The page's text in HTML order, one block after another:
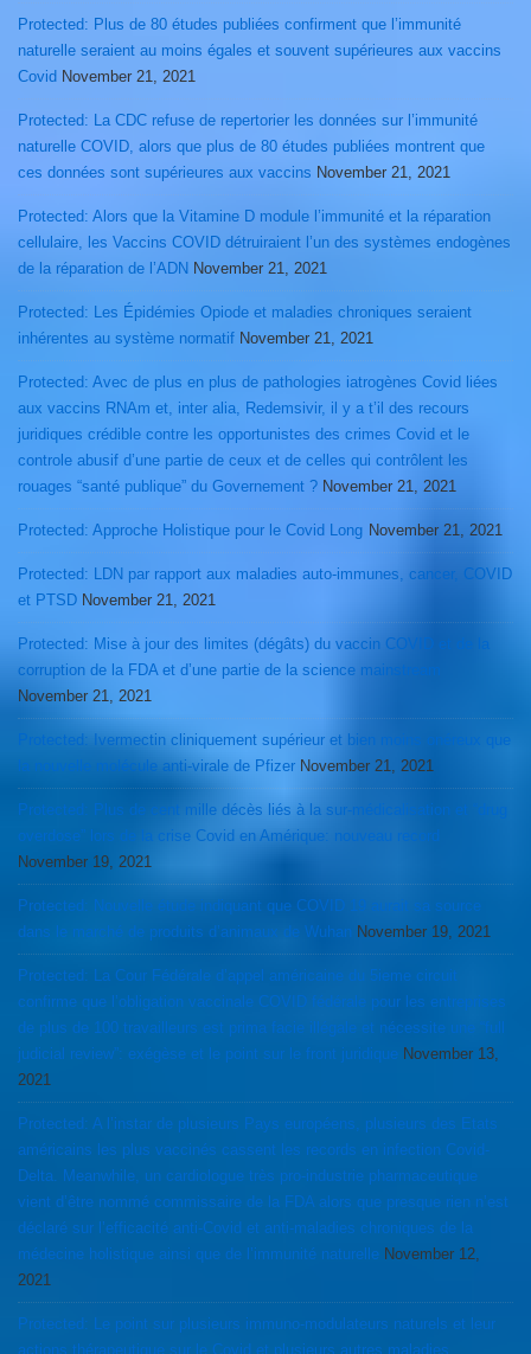
Protected: Plus de 80 études publiées confirment que l’immunité
naturelle seraient au moins égales et souvent supérieures aux vaccins
Covid November 21, 2021
Protected: La CDC refuse de repertorier les données sur l’immunité
naturelle COVID, alors que plus de 80 études publiées montrent que
ces données sont supérieures aux vaccins November 21, 2021
Protected: Alors que la Vitamine D module l’immunité et la réparation
cellulaire, les Vaccins COVID détruiraient l’un des systèmes endogènes
de la réparation de l’ADN November 21, 2021
Protected: Les Épidémies Opiode et maladies chroniques seraient
inhérentes au système normatif November 21, 2021
Protected: Avec de plus en plus de pathologies iatrogènes Covid liées
aux vaccins RNAm et, inter alia, Redemsivir, il y a t’il des recours
juridiques crédible contre les opportunistes des crimes Covid et le
controle abusif d’une partie de ceux et de celles qui contrôlent les
rouages “santé publique” du Governement ? November 21, 2021
Protected: Approche Holistique pour le Covid Long November 21, 2021
Protected: LDN par rapport aux maladies auto-immunes, cancer, COVID
et PTSD November 21, 2021
Protected: Mise à jour des limites (dégâts) du vaccin COVID et de la
corruption de la FDA et d’une partie de la science mainstream
November 21, 2021
Protected: Ivermectin cliniquement supérieur et bien moins onéreux que
la nouvelle molécule anti-virale de Pfizer November 21, 2021
Protected: Plus de cent mille décès liés à la sur-médicalisation et “drug
overdose” lors de la crise Covid en Amérique: nouveau record
November 19, 2021
Protected: Nouvelle étude indiquant que COVID 19 aurait sa source
dans le marché de produits d’animaux de Wuhan November 19, 2021
Protected: La Cour Fédérale d’appel américaine du 5ieme circuit
confirme que l’obligation vaccinale COVID fédérale pour les entreprises
de plus de 100 travailleurs est prima facie illégale et nécessite une “full
judicial review”: exégèse et le point sur le front juridique November 13,
2021
Protected: A l’instar de plusieurs Pays européens, plusieurs des Etats
américains les plus vaccinés cassent les records en infection Covid-
Delta. Meanwhile, un cardiologue très pro-industrie pharmaceutique
vient d’être nommé commissaire de la FDA alors que presque rien n’est
déclaré sur l’efficacité anti-Covid et anti-maladies chroniques de la
médecine holistique ainsi que de l’immunité naturelle November 12,
2021
Protected: Le point sur plusieurs immuno-modulateurs naturels et leur
actions thérapeutique sur le Covid et plusieurs autres maladies